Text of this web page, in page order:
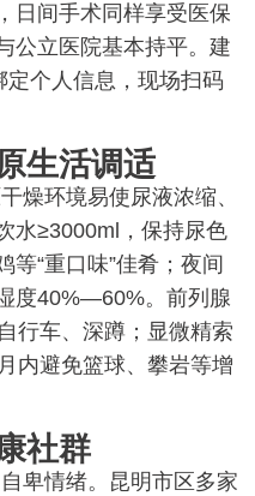
日间手术同样享受医保
公立医院基本持平。建
定个人信息，现场扫码
生活调适
燥环境易使尿液浓缩、
水≥3000ml，保持尿色
“重口味”佳肴；夜间
度40%—60%。前列腺
行车、深蹲；显微精索
内避免篮球、攀岩等增
社群
卑情绪。昆明市区多家